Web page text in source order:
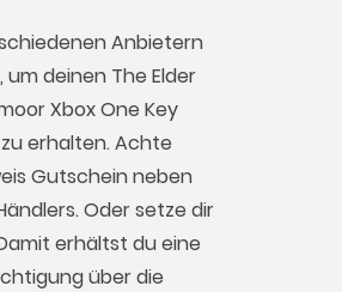
Anbietern
deinen The Elder
Xbox One Key
erhalten. Achte
Gutschein neben
Oder setze dir
erhältst du eine
über die